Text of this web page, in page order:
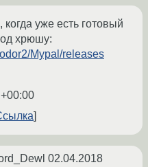
уже есть готовый
хрюшу:
Mypal/releases
02.04.2018